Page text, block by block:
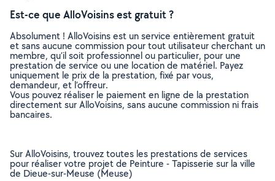
Est-ce que AlloVoisins est gratuit ?
Absolument ! AlloVoisins est un service entièrement gratuit
et sans aucune commission pour tout utilisateur cherchant un
membre, qu’il soit professionnel ou particulier, pour une
prestation de service ou une location de matériel. Payez
uniquement le prix de la prestation, fixé par vous,
demandeur, et l’offreur.
Vous pouvez réaliser le paiement en ligne de la prestation
directement sur AlloVoisins, sans aucune commission ni frais
bancaires.
Sur AlloVoisins, trouvez toutes les prestations de services
pour réaliser votre projet de Peinture - Tapisserie sur la ville
de Dieue-sur-Meuse (Meuse)